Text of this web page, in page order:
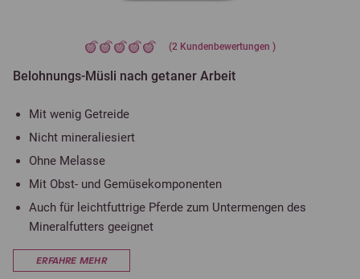
(2 Kundenbewertungen )
Belohnungs-Müsli nach getaner Arbeit
Mit wenig Getreide
Nicht mineraliesiert
Ohne Melasse
Mit Obst- und Gemüsekomponenten
Auch für leichtfuttrige Pferde zum Untermengen des
Mineralfutters geeignet
ERFAHRE MEHR